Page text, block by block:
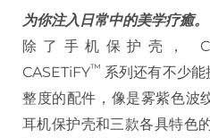
为你注入日常中的美学疗癒。
除了手机保护壳，
CASETiFY™ 系列还有不少
整度的配件，像是雾紫色波
耳机保护壳和三款各具特色